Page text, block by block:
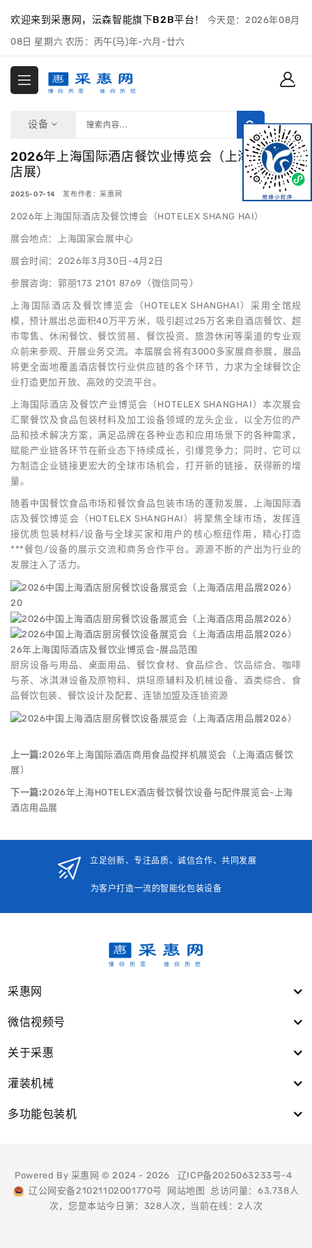
欢迎来到采惠网，沄森智能旗下B2B平台！ 今天是：2026年08月
08日 星期六 农历：丙午(马)年-六月-廿六
设备
2026年上海国际酒店餐饮业博览会（上海博华酒
店展）
2025-07-14 发布作者：采惠网
2026年上海国际酒店及餐饮博会（HOTELEX SHANG HAI）
展会地点：上海国家会展中心
展会时间：2026年3月30日-4月2日
参展咨询：郭丽173 2101 8769（微信同号）
上海国际酒店及餐饮博览会（HOTELEX SHANGHAI）采用全馆规
模，预计展出总面积40万平方米，吸引超过25万名来自酒店餐饮、超
市零售、休闲餐饮、餐饮贸易、餐饮投资、旅游休闲等渠道的专业观
众前来参观、开展业务交流。本届展会将有3000多家展商参展，展品
将更全面地覆盖酒店餐饮行业供应链的各个环节，力求为全球餐饮企
业打造更加开放、高效的交流平台。
上海国际酒店及餐饮产业博览会（HOTELEX SHANGHAI）本次展会
汇聚餐饮及食品包装材料及加工设备领域的龙头企业，以全方位的产
品和技术解决方案，满足品牌在各种业态和应用场景下的各种需求，
赋能产业链各环节在新业态下持续成长，引爆竞争力；同时，它可以
为制造企业链接更宏大的全球市场机会，打开新的链接，获得新的增
量。
随着中国餐饮食品市场和餐饮食品包装市场的蓬勃发展，上海国际酒
店及餐饮博览会（HOTELEX SHANGHAI）将聚焦全球市场，发挥连
接优质包装材料/设备与全球买家和用户的核心枢纽作用，精心打造
***餐包/设备的展示交流和商务合作平台。源源不断的产出为行业的
发展注入了活力。
20
26年上海国际酒店及餐饮业博览会-展品范围
厨房设备与用品、桌面用品、餐饮食材、食品综合、饮品综合、咖啡
与茶、冰淇淋设备及原物料、烘培原辅料及机械设备、酒类综合、食
品餐饮包装、餐饮设计及配套、连锁加盟及连锁资源
上一篇:2026年上海国际酒店商用食品搅拌机展览会（上海酒店餐饮
展）
下一篇:2026年上海HOTELEX酒店餐饮餐饮设备与配件展览会-上海
酒店用品展
立足创新、专注品质、诚信合作、共同发展
为客户打造一流的智能化包装设备
采惠网
微信视频号
关于采惠
灌装机械
多功能包装机
Powered By 采惠网 © 2024 - 2026 辽ICP备2025063233号-4
辽公网安备21021102001770号
网站地图
总访问量：63,738人
次，您是本站今日第：328人次，当前在线：2人次